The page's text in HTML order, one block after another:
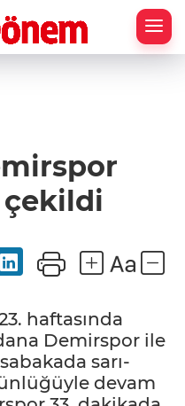
haftasında
Demirspor ile
sarı-
devam